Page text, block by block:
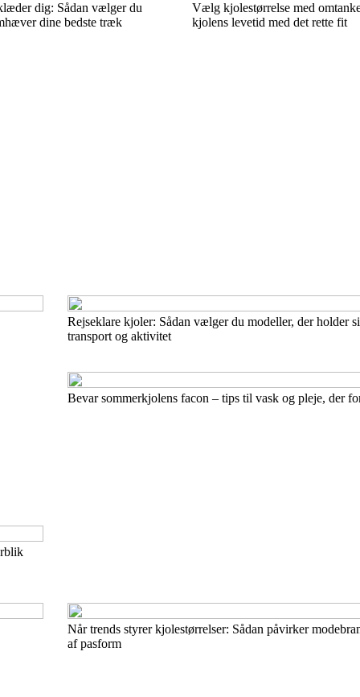
dig: Sådan vælger du
dine bedste træk
Vælg kjolestørrelse med
kjolens levetid med det rette fit
Rejseklare kjoler: Sådan vælger du modeller, der holder
transport og aktivitet
Bevar sommerkjolens facon – tips til vask og pleje, der
Når trends styrer kjolestørrelser: Sådan påvirker
af pasform